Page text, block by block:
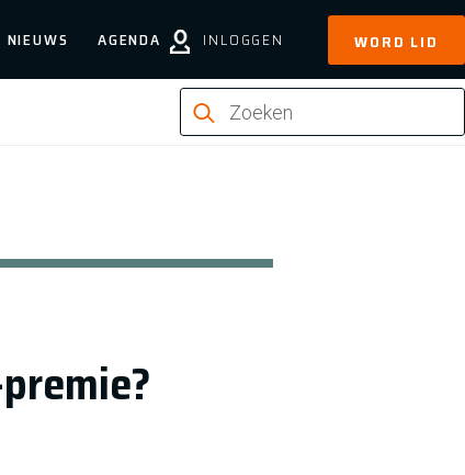
NIEUWS AGENDA INLOGGEN WORD LID